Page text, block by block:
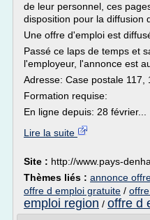
de leur personnel, ces
disposition pour la diffusion
Une offre d'emploi est
Passé ce laps de temps et
l'employeur, l'annonce est
Adresse: Case postale 117,
Formation requise:
En ligne depuis: 28 février...
Lire la suite
Site : http://www.pays-
Thèmes liés : annonce
offre d emploi gratuite /
emploi region / offre d